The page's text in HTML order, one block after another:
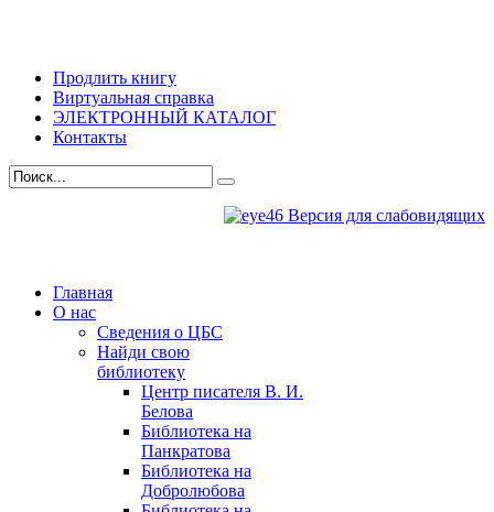
Продлить книгу
Виртуальная справка
ЭЛЕКТРОННЫЙ КАТАЛОГ
Контакты
Версия для слабовидящих
Главная
О нас
Сведения о ЦБС
Найди свою
библиотеку
Центр писателя В. И.
Белова
Библиотека на
Панкратова
Библиотека на
Добролюбова